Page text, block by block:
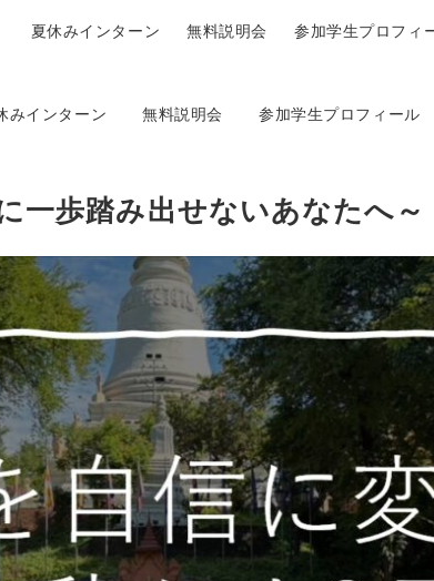
みインターン 無料説明会 参加学生プロフィール
夏休みインターン 無料説明会 参加学生プロフィ
一歩踏み出せないあなたへ～